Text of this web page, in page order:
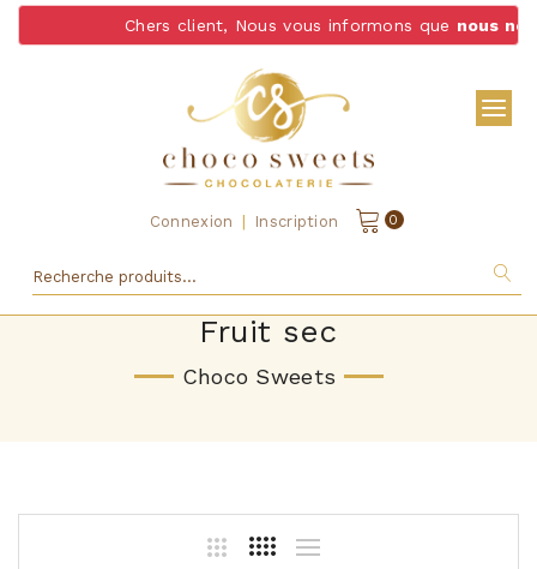
Chers client, Nous vous informons quenous ne
Connexion | Inscription 0
Fruit sec
Choco Sweets